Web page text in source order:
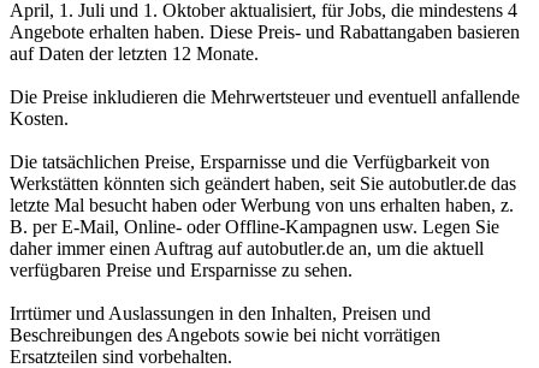
April, 1. Juli und 1. Oktober aktualisiert, für Jobs, die mindestens 4
Angebote erhalten haben. Diese Preis- und Rabattangaben basieren
auf Daten der letzten 12 Monate.
Die Preise inkludieren die Mehrwertsteuer und eventuell anfallende
Kosten.
Die tatsächlichen Preise, Ersparnisse und die Verfügbarkeit von
Werkstätten könnten sich geändert haben, seit Sie autobutler.de das
letzte Mal besucht haben oder Werbung von uns erhalten haben, z.
B. per E-Mail, Online- oder Offline-Kampagnen usw. Legen Sie
daher immer einen Auftrag auf autobutler.de an, um die aktuell
verfügbaren Preise und Ersparnisse zu sehen.
Irrtümer und Auslassungen in den Inhalten, Preisen und
Beschreibungen des Angebots sowie bei nicht vorrätigen
Ersatzteilen sind vorbehalten.